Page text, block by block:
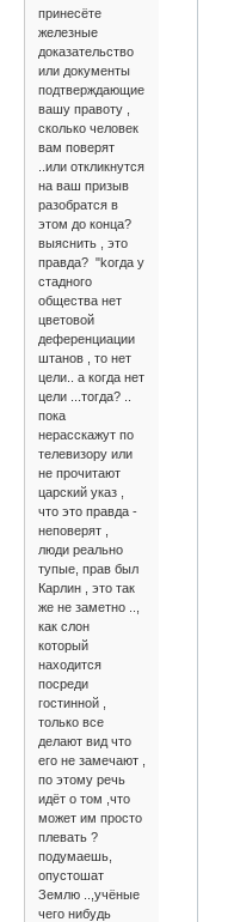
принесёте
железные
доказательство
или документы
подтверждающие
вашу правоту ,
сколько человек
вам поверят
..или откликнутся
на ваш призыв
разобратся в
этом до конца?
выяснить , это
правда? "kогда у
стадного
общества нет
цветовой
деференциации
штанов , то нет
цели.. а когда нет
цели ...тогда? ..
пока
нерасскажут по
телевизору или
не прочитают
царский указ ,
что это правда -
неповерят ,
люди реально
тупые, прав был
Карлин , это так
же не заметно ..,
как слон
который
находится
посреди
гостинной ,
только все
делают вид что
его не замечают ,
по этому речь
идёт о том ,что
может им просто
плевать ?
подумаешь,
опустошат
Землю ..,учёные
чего нибудь